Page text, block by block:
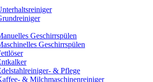
Geschirrspülen
Geschirrspülen
& Pflege
& Milchmaschinenreiniger